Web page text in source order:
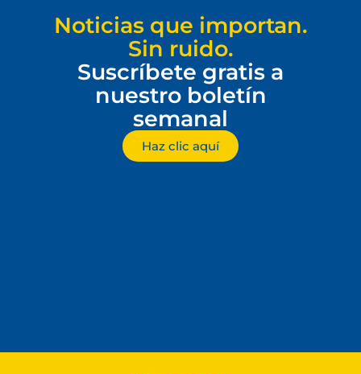
Noticias que importan.
Sin ruido.
Suscríbete gratis a
nuestro boletín
semanal
Haz clic aquí